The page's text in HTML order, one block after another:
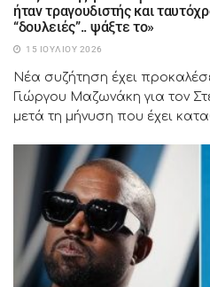
ήταν τραγουδιστής και
“δουλειές”.. ψάξτε το»
15 ΙΟΥΛΊΟΥ 2026
Νέα συζήτηση έχει
Γιώργου Μαζωνάκη για τον
μετά τη μήνυση που έχει